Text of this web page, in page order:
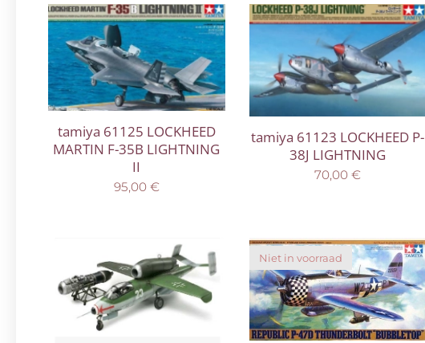
tamiya 61125 LOCKHEED
MARTIN F-35B LIGHTNING
II
95,00€
tamiya 61123 LOCKHEED P-
38J LIGHTNING
70,00 €
Niet in voorraad